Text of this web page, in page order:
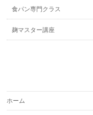
食パン専門クラス
麹マスター講座
ホーム